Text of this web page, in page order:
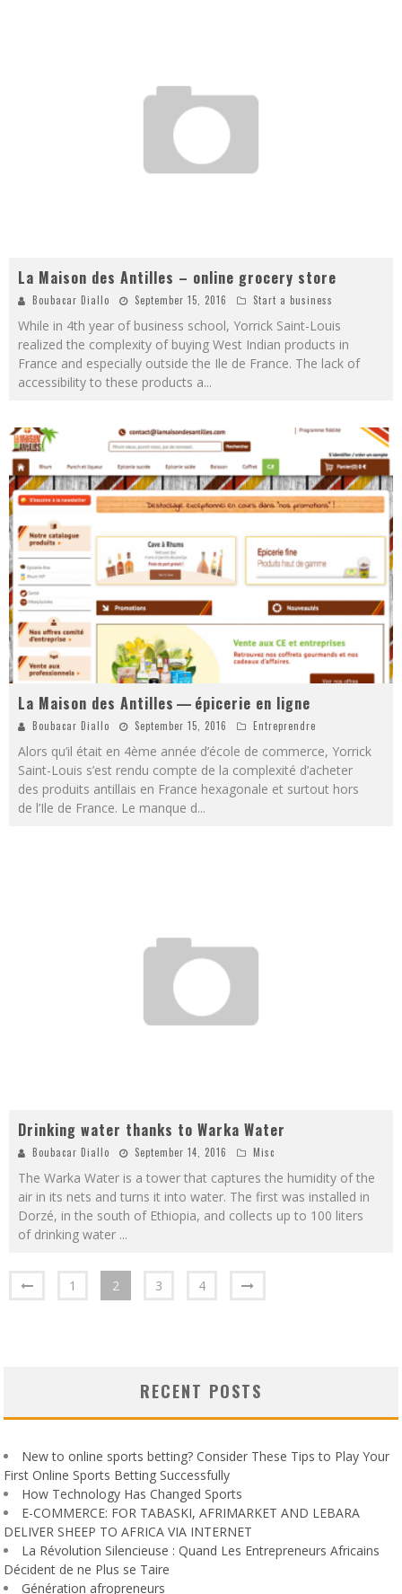
La Maison des Antilles – online grocery store
Boubacar Diallo September 15, 2016 Start a business
While in 4th year of business school, Yorrick Saint-Louis
realized the complexity of buying West Indian products in
France and especially outside the Ile de France. The lack of
accessibility to these products a...
La Maison des Antilles — épicerie en ligne
Boubacar Diallo September 15, 2016 Entreprendre
Alors qu’il était en 4ème année d’école de commerce, Yorrick
Saint-Louis s’est rendu compte de la complexité d’acheter
des produits antillais en France hexagonale et surtout hors
de l’Ile de France. Le manque d...
Drinking water thanks to Warka Water
Boubacar Diallo September 14, 2016 Misc
The Warka Water is a tower that captures the humidity of the
air in its nets and turns it into water. The first was installed in
Dorzé, in the south of Ethiopia, and collects up to 100 liters
of drinking water ...
1 2 3 4
RECENT POSTS
New to online sports betting? Consider These Tips to Play Your
First Online Sports Betting Successfully
How Technology Has Changed Sports
E-COMMERCE: FOR TABASKI, AFRIMARKET AND LEBARA
DELIVER SHEEP TO AFRICA VIA INTERNET
La Révolution Silencieuse : Quand Les Entrepreneurs Africains
Décident de ne Plus se Taire
Génération afropreneurs